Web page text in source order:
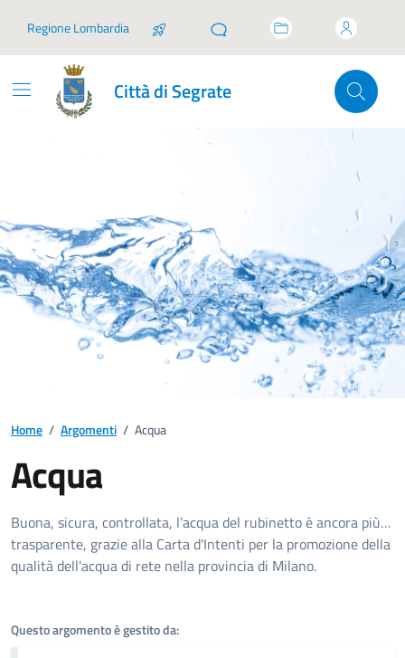
Regione Lombardia
Città di Segrate
Home / Argomenti / Acqua
Acqua
Dettagli dell'argomento
Buona, sicura, controllata, l’acqua del rubinetto è ancora più…
trasparente, grazie alla Carta d'Intenti per la promozione della
qualità dell'acqua di rete nella provincia di Milano.
Questo argomento è gestito da: